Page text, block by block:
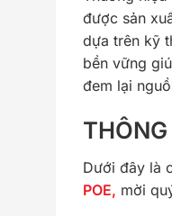
được sản
dựa trên kỹ
bền vững
đem lại
Dưới đây là
POE, mời